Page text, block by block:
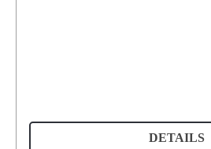
DETAILS